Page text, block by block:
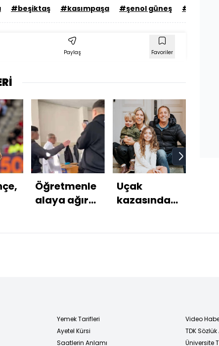
#beşiktaş #kasımpaşa #şenol güneş #tepki
Paylaş Favoriler
Öğretmenle
alaya ağır
Uçak
kazasında
Yemek Tarifleri
Ayetel Kürsi
Saatlerin Anlamı
Video
TDK
Üniversite